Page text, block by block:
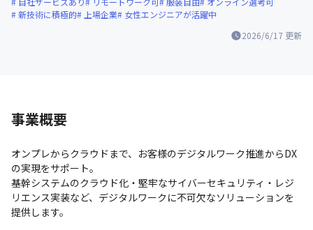
2026/6/17 更新
新技術に積極的
上場企業 女性エンジニアが活躍中
事業概要
オンプレからクラウドまで、お客様のデジタルワーク推進からDX
の実現をサポート。
基幹システムのクラウド化・堅牢なサイバーセキュリティ・レジ
リエンス実装など、デジタルワークに不可欠なソリューションを
提供します。